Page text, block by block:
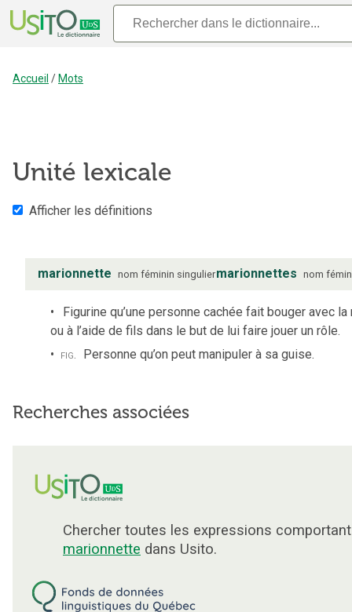
Accueil / Mots
Unité lexicale
Afficher les définitions
marionnette nom féminin singuliermarionnettes nom
Figurine qu’une personne cachée fait bouger avec la
ou à l’aide de fils dans le but de lui faire jouer un rôle.
fig. Personne qu’on peut manipuler à sa guise.
Recherches associées
Chercher toutes les expressions
marionnette dans Usito.